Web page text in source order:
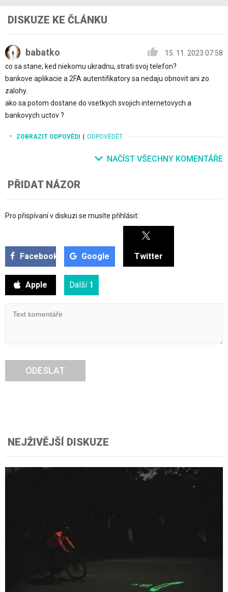
DISKUZE KE ČLÁNKU
babatko
15. 11. 2023 07:58
co sa stane, ked niekomu ukradnu, strati svoj telefon?
bankove aplikacie a 2FA autentifikatory sa nedaju obnovit ani zo
zalohy.
ako sa potom dostane do vsetkych svojich internetovych a
bankovych uctov ?
ZOBRAZIT ODPOVĚDI ODPOVĚDĚT
NAČÍST VŠECHNY KOMENTÁŘE
PŘIDAT NÁZOR
Pro přispívaní v diskuzi se musíte přihlásit:
Facebook Google Twitter
Apple Další 1
ODESLAT
NEJŽIVĚJŠÍ DISKUZE